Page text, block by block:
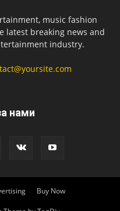
music fashion
latest breaking news and
industry.
нами
Buy Now